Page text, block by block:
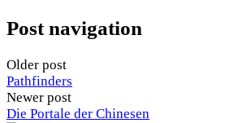
Post navigation
Older post
Pathfinders
Newer post
Die Portale der Chinesen